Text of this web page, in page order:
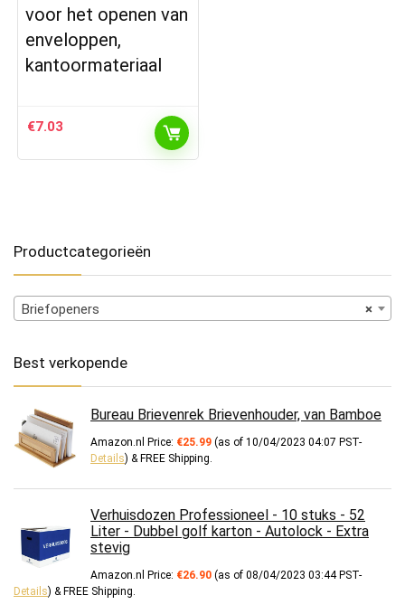
voor het openen van
enveloppen,
kantoormateriaal
€7.03
Productcategorieën
×
Briefopeners
Best verkopende
Bureau Brievenrek Brievenhouder, van Bamboe
Amazon.nl Price: €25.99 (as of 10/04/2023 04:07 PST-
Details) & FREE Shipping.
Verhuisdozen Professioneel - 10 stuks - 52
Liter - Dubbel golf karton - Autolock - Extra
stevig
Amazon.nl Price: €26.90 (as of 08/04/2023 03:44 PST-
Details) & FREE Shipping.